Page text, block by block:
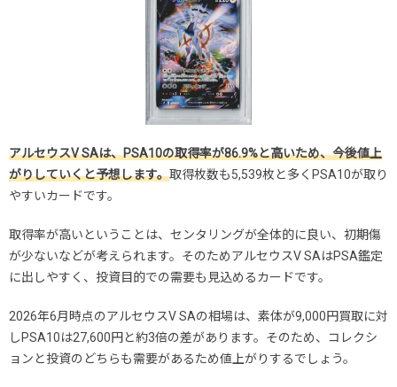
アルセウスV SAは、PSA10の取得率が86.9%と高いため、今後値上
がりしていくと予想します。取得枚数も5,539枚と多くPSA10が取り
やすいカードです。
取得率が高いということは、センタリングが全体的に良い、初期傷
が少ないなどが考えられます。そのためアルセウスV SAはPSA鑑定
に出しやすく、投資目的での需要も見込めるカードです。
2026年6月時点のアルセウスV SAの相場は、素体が9,000円買取に対
しPSA10は27,600円と約3倍の差があります。そのため、コレクシ
ョンと投資のどちらも需要があるため値上がりするでしょう。